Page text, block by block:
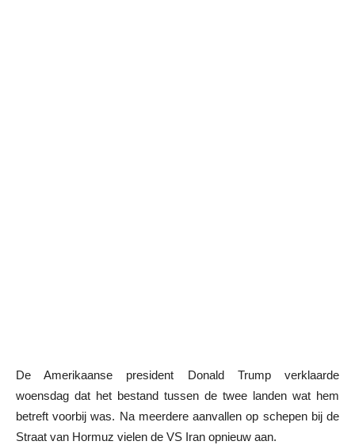
De Amerikaanse president Donald Trump verklaarde
woensdag dat het bestand tussen de twee landen wat hem
betreft voorbij was. Na meerdere aanvallen op schepen bij de
Straat van Hormuz vielen de VS Iran opnieuw aan.